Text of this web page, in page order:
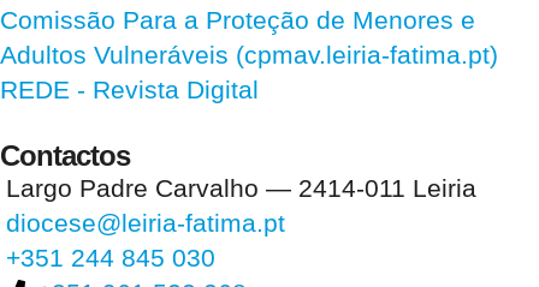
Comissão Para a Proteção de Menores e
Adultos Vulneráveis (cpmav.leiria-fatima.pt)
REDE - Revista Digital
Contactos
Largo Padre Carvalho — 2414-011 Leiria
diocese@leiria-fatima.pt
+351 244 845 030